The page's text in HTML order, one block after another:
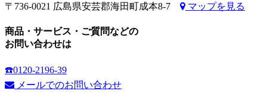
〒736-0021 広島県安芸郡海田町成本8-7 マップを見る
商品・サービス・ご質問などの
お問い合わせは
☎️0120-2196-39
メールでのお問い合わせ